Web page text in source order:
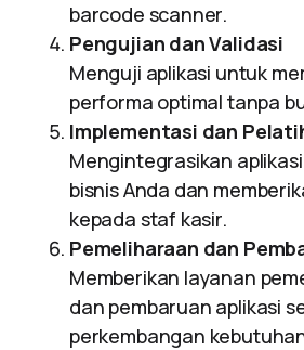
barcode scanner.
Pengujian dan Validasi
Menguji aplikasi untuk
performa optimal tanpa
Implementasi dan
Mengintegrasikan
bisnis Anda dan
kepada staf kasir.
Pemeliharaan dan
Memberikan layanan
dan pembaruan aplikasi
perkembangan